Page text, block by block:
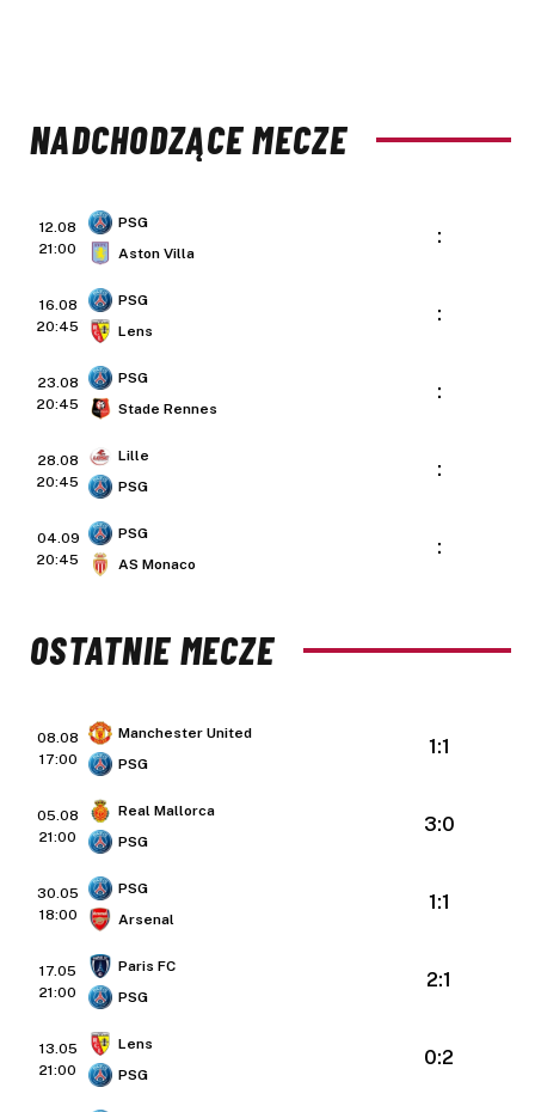
NADCHODZĄCE MECZE
12.08
21:00
PSG
Aston Villa
:
16.08
20:45
PSG
Lens
:
23.08
20:45
PSG
Stade Rennes
:
28.08
20:45
Lille
PSG
:
04.09
20:45
PSG
AS Monaco
:
OSTATNIE MECZE
08.08
17:00
Manchester United
PSG
1:1
05.08
21:00
Real Mallorca
PSG
3:0
30.05
18:00
PSG
Arsenal
1:1
17.05
21:00
Paris FC
PSG
2:1
13.05
21:00
Lens
PSG
0:2